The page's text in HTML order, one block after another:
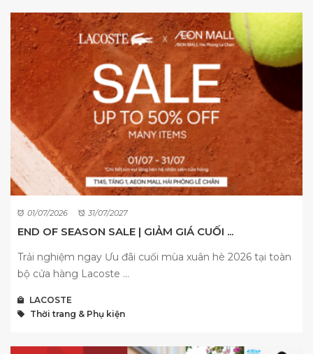
01/07/2026 31/07/2027
END OF SEASON SALE | GIẢM GIÁ CUỐI ...
Trải nghiệm ngay Ưu đãi cuối mùa xuân hè 2026 tại toàn
bộ cửa hàng Lacoste ...
LACOSTE
Thời trang & Phụ kiện